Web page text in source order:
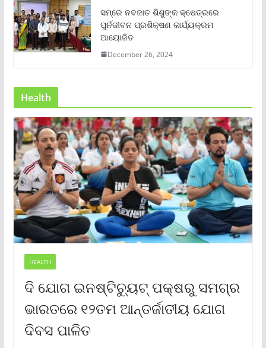
ସମ୍‌ରେ ନବଜାତ ଶିଶୁଙ୍କ କ୍ଷେତ୍ରରେ
ପୁର୍ନଜୀବନ ପ୍ରଶିକ୍ଷଣ କାର୍ଯ୍ୟକ୍ରମ
ଆୟୋଜିତ
December 26, 2024
Health
HEALTH
ଦି ଯୋଗ ଇନଷ୍ଟିଚ୍ୟୁଟ୍ ପକ୍ଷରୁ ସମଗ୍ର
ଭାରତରେ ୧୨ତମ ଆନ୍ତର୍ଜାତୀୟ ଯୋଗ
ଦିବସ ପାଳିତ